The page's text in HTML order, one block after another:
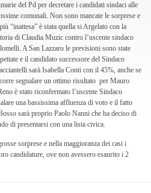
del Pd per decretare i candidati sindaci alle
comunali. Non sono mancate le sorprese e
“inattesa” è stata quella si Argelato con la
di Claudia Muzic contro l’uscente sindaco
A San Lazzaro le previsioni sono state
e il candidato successore del Sindaco
sarà Isabella Conti con il 45%, anche se
segnalare un ottimo risultato per Mauro
è stato riconfermato l’uscente Sindaco
una bassissima affluenza di voto e il fatto
sarà proprio Paolo Nanni che ha deciso di
di presentarsi con una lista civica.
sorprese e nella maggioranza dei casi i
candidature, ove non avessero esaurito i 2